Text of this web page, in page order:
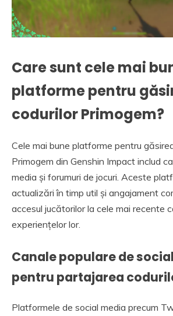
Care sunt cele mai
platforme pentru
codurilor Primogem?
Cele mai bune platforme pentru
Primogem din Genshin Impact includ
media și forumuri de jocuri. Aceste
actualizări în timp util și angajament
accesul jucătorilor la cele mai recente
experiențelor lor.
Canale populare de
pentru partajarea
Platformele de social media precum